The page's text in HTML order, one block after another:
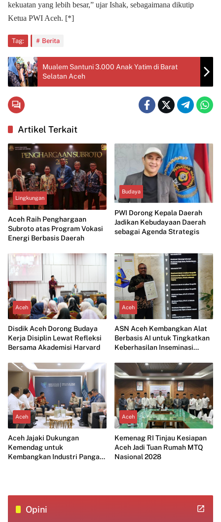
kekuatan yang lebih besar,” ujar Ishak, sebagaimana dikutip
Ketua PWI Aceh. [*]
Tag: Berita
Mualem Santuni 3.000 Anak Yatim di Barat
Selatan Aceh
Artikel Terkait
Lingkungan
Aceh Raih Penghargaan
Subroto atas Program Vokasi
Energi Berbasis Daerah
Budaya
PWI Dorong Kepala Daerah
Jadikan Kebudayaan Daerah
sebagai Agenda Strategis
Aceh
Disdik Aceh Dorong Budaya
Kerja Disiplin Lewat Refleksi
Bersama Akademisi Harvard
Aceh
ASN Aceh Kembangkan Alat
Berbasis AI untuk Tingkatkan
Keberhasilan Inseminasi
Aceh
Aceh Jajaki Dukungan
Kemendag untuk
Kembangkan Industri Pangan
Aceh
Kemenag RI Tinjau Kesiapan
Aceh Jadi Tuan Rumah MTQ
Nasional 2028
Opini